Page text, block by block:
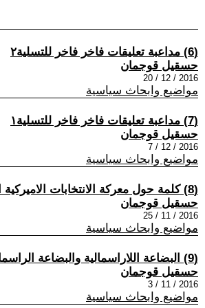
(6) مداعبة تعليقات فاخر فاخر للتسلية٢
حسقيل قوجمان
2016 / 12 / 20
مواضيع وابحاث سياسية
(7) مداعبة تعليقات فاخر فاخر للتسلية١
حسقيل قوجمان
2016 / 12 / 7
مواضيع وابحاث سياسية
(8) كلمة حول معركة الانتخابات الاميركية الاخيرة
حسقيل قوجمان
2016 / 11 / 25
مواضيع وابحاث سياسية
(9) البضاعة اللاراسمالية والبضاعة الراسمالية٢
حسقيل قوجمان
2016 / 11 / 3
مواضيع وابحاث سياسية